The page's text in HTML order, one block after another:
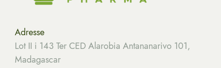
Adresse
Lot II i 143 Ter CED Alarobia Antananarivo 101,
Madagascar